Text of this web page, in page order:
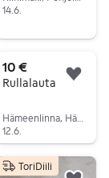
14.6.
suosikiksi.
10 €
Rullalauta
Hämeenlinna, Hämeenlinna Keskus, Kanta-Häme
12.6.
ToriDiili